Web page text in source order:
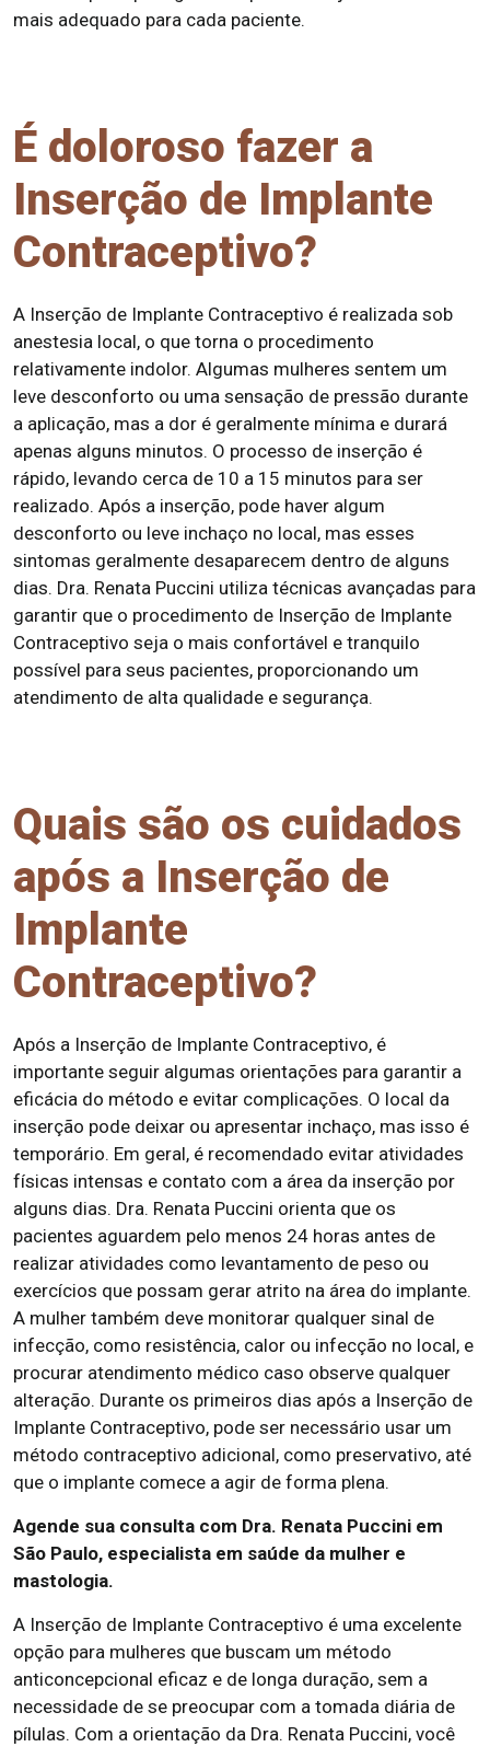
mais adequado para cada paciente.
É doloroso fazer a
Inserção de Implante
Contraceptivo?
A Inserção de Implante Contraceptivo é realizada sob
anestesia local, o que torna o procedimento
relativamente indolor. Algumas mulheres sentem um
leve desconforto ou uma sensação de pressão durante
a aplicação, mas a dor é geralmente mínima e durará
apenas alguns minutos. O processo de inserção é
rápido, levando cerca de 10 a 15 minutos para ser
realizado. Após a inserção, pode haver algum
desconforto ou leve inchaço no local, mas esses
sintomas geralmente desaparecem dentro de alguns
dias. Dra. Renata Puccini utiliza técnicas avançadas para
garantir que o procedimento de Inserção de Implante
Contraceptivo seja o mais confortável e tranquilo
possível para seus pacientes, proporcionando um
atendimento de alta qualidade e segurança.
Quais são os cuidados
após a Inserção de
Implante
Contraceptivo?
Após a Inserção de Implante Contraceptivo, é
importante seguir algumas orientações para garantir a
eficácia do método e evitar complicações. O local da
inserção pode deixar ou apresentar inchaço, mas isso é
temporário. Em geral, é recomendado evitar atividades
físicas intensas e contato com a área da inserção por
alguns dias. Dra. Renata Puccini orienta que os
pacientes aguardem pelo menos 24 horas antes de
realizar atividades como levantamento de peso ou
exercícios que possam gerar atrito na área do implante.
A mulher também deve monitorar qualquer sinal de
infecção, como resistência, calor ou infecção no local, e
procurar atendimento médico caso observe qualquer
alteração. Durante os primeiros dias após a Inserção de
Implante Contraceptivo, pode ser necessário usar um
método contraceptivo adicional, como preservativo, até
que o implante comece a agir de forma plena.
Agende sua consulta com Dra. Renata Puccini em
São Paulo, especialista em saúde da mulher e
mastologia.
A Inserção de Implante Contraceptivo é uma excelente
opção para mulheres que buscam um método
anticoncepcional eficaz e de longa duração, sem a
necessidade de se preocupar com a tomada diária de
pílulas. Com a orientação da Dra. Renata Puccini, você